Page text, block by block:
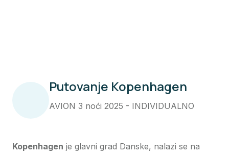
Putovanje Kopenhagen
AVION 3 noći 2025 - INDIVIDUALNO
Kopenhagen je glavni grad Danske, nalazi se na